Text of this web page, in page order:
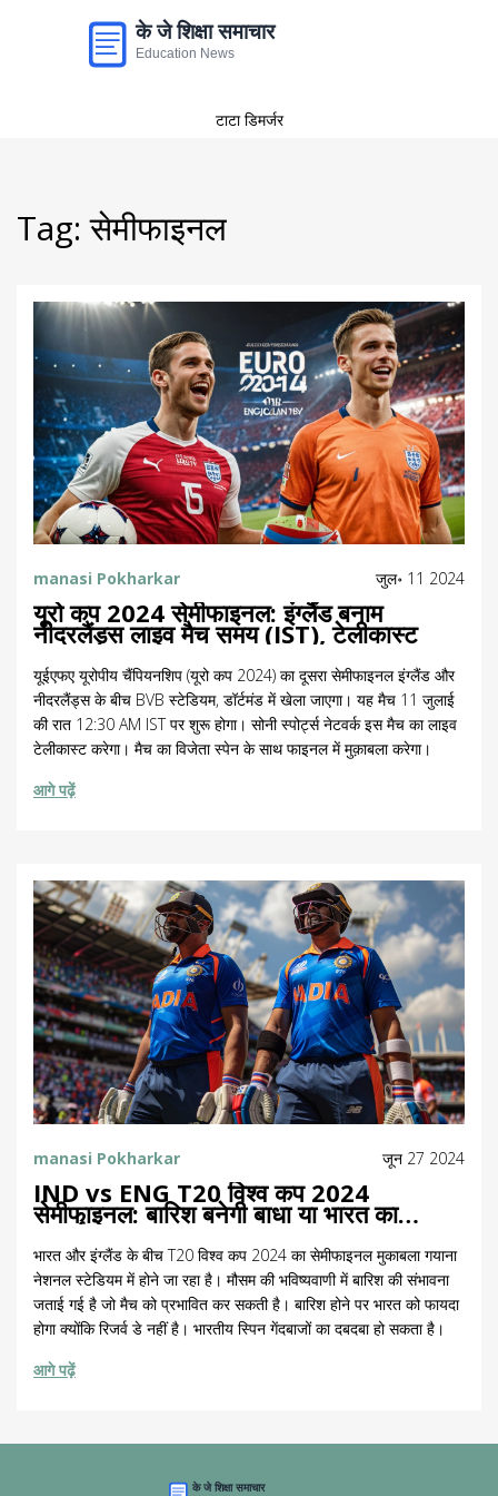
टाटा डिमर्जर
Tag: सेमीफाइनल
manasi Pokharkar जुल॰ 11 2024
यूरो कप 2024 सेमीफाइनल: इंग्लैंड बनाम
नीदरलैंड्स लाइव मैच समय (IST), टेलीकास्ट
यूईएफए यूरोपीय चैंपियनशिप (यूरो कप 2024) का दूसरा सेमीफाइनल इंग्लैंड और
नीदरलैंड्स के बीच BVB स्टेडियम, डॉर्टमंड में खेला जाएगा। यह मैच 11 जुलाई
की रात 12:30 AM IST पर शुरू होगा। सोनी स्पोर्ट्स नेटवर्क इस मैच का लाइव
टेलीकास्ट करेगा। मैच का विजेता स्पेन के साथ फाइनल में मुक़ाबला करेगा।
आगे पढ़ें
manasi Pokharkar जून 27 2024
IND vs ENG T20 विश्व कप 2024
सेमीफाइनल: बारिश बनेगी बाधा या भारत का
प्रदर्शन?
भारत और इंग्लैंड के बीच T20 विश्व कप 2024 का सेमीफाइनल मुकाबला गयाना
नेशनल स्टेडियम में होने जा रहा है। मौसम की भविष्यवाणी में बारिश की संभावना
जताई गई है जो मैच को प्रभावित कर सकती है। बारिश होने पर भारत को फायदा
होगा क्योंकि रिजर्व डे नहीं है। भारतीय स्पिन गेंदबाजों का दबदबा हो सकता है।
आगे पढ़ें